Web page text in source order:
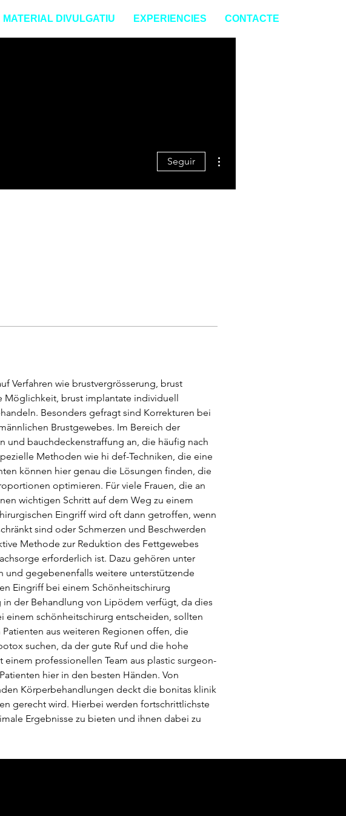
MATERIAL DIVULGATIU EXPERIENCIES CONTACTE
Verfahren wie brustvergrösserung, brust
Möglichkeit, brust implantate individuell
Besonders gefragt sind Korrekturen bei
Brustgewebes. Im Bereich der
und bauchdeckenstraffung an, die häufig nach
Methoden wie hi def-Techniken, die eine
können hier genau die Lösungen finden, die
optimieren. Für viele Frauen, die an
wichtigen Schritt auf dem Weg zu einem
Eingriff wird oft dann getroffen, wenn
sind oder Schmerzen und Beschwerden
Methode zur Reduktion des Fettgewebes
erforderlich ist. Dazu gehören unter
und gegebenenfalls weitere unterstützende
Eingriff bei einem Schönheitschirurg
der Behandlung von Lipödem verfügt, da dies
einem schönheitschirurg entscheiden, sollten
aus weiteren Regionen offen, die
suchen, da der gute Ruf und die hohe
professionellen Team aus plastic surgeon-
hier in den besten Händen. Von
Körperbehandlungen deckt die bonitas klinik
gerecht wird. Hierbei werden fortschrittlichste
Ergebnisse zu bieten und ihnen dabei zu
Seguir